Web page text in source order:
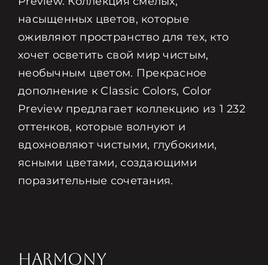
насыщенных цветов, которые
оживляют пространство для тех, кто
хочет осветить свой мир чистым,
необычным цветом. Прекрасное
дополнение к Classic Colors, Color
Preview предлагает коллекцию из 1 232
оттенков, которые волнуют и
вдохновляют чистыми, глубокими,
ясными цветами, создающими
поразительные сочетания.
HARMONY